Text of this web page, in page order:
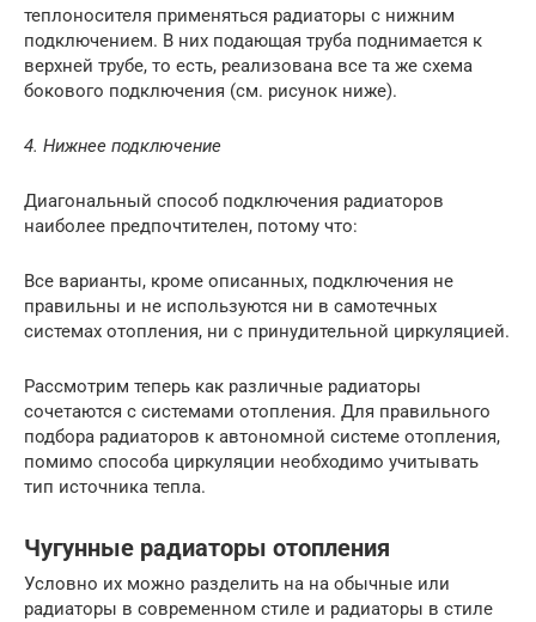
теплоносителя применяться радиаторы с нижним
подключением. В них подающая труба поднимается к
верхней трубе, то есть, реализована все та же схема
бокового подключения (см. рисунок ниже).
4. Нижнее подключение
Диагональный способ подключения радиаторов
наиболее предпочтителен, потому что:
Все варианты, кроме описанных, подключения не
правильны и не используются ни в самотечных
системах отопления, ни с принудительной циркуляцией.
Рассмотрим теперь как различные радиаторы
сочетаются с системами отопления. Для правильного
подбора радиаторов к автономной системе отопления,
помимо способа циркуляции необходимо учитывать
тип источника тепла.
Чугунные радиаторы отопления
Условно их можно разделить на на обычные или
радиаторы в современном стиле и радиаторы в стиле